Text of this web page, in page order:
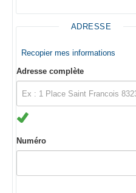
ADRESSE
Recopier mes informations
Adresse complète
Numéro